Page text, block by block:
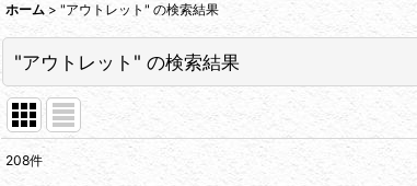
ホーム > "アウトレット" の検索結果
"アウトレット" の検索結果
車種・商品名検索はこちら
208件